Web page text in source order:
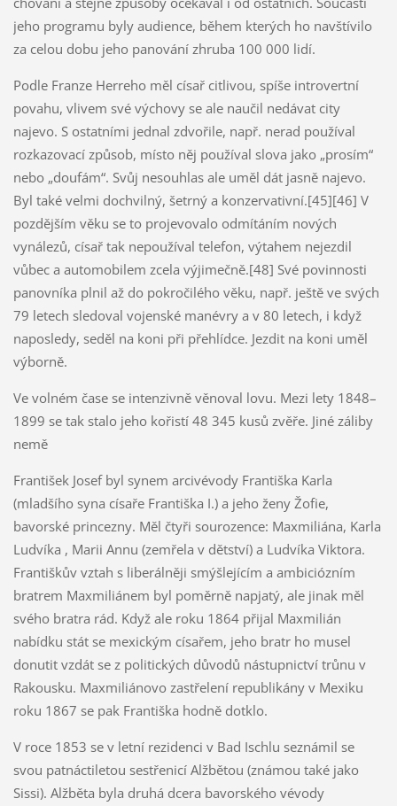
jeho programu byly audience, během kterých ho navštívilo
za celou dobu jeho panování zhruba 100 000 lidí.
Podle Franze Herreho měl císař citlivou, spíše introvertní
povahu, vlivem své výchovy se ale naučil nedávat city
najevo. S ostatními jednal zdvořile, např. nerad používal
rozkazovací způsob, místo něj používal slova jako „prosím“
nebo „doufám“. Svůj nesouhlas ale uměl dát jasně najevo.
Byl také velmi dochvilný, šetrný a konzervativní.[45][46] V
pozdějším věku se to projevovalo odmítáním nových
vynálezů, císař tak nepoužíval telefon, výtahem nejezdil
vůbec a automobilem zcela výjimečně.[48] Své povinnosti
panovníka plnil až do pokročilého věku, např. ještě ve svých
79 letech sledoval vojenské manévry a v 80 letech, i když
naposledy, seděl na koni při přehlídce. Jezdit na koni uměl
výborně.
Ve volném čase se intenzivně věnoval lovu. Mezi lety 1848–
1899 se tak stalo jeho kořistí 48 345 kusů zvěře. Jiné záliby
nemě
František Josef byl synem arcivévody Františka Karla
(mladšího syna císaře Františka I.) a jeho ženy Žofie,
bavorské princezny. Měl čtyři sourozence: Maxmiliána, Karla
Ludvíka , Marii Annu (zemřela v dětství) a Ludvíka Viktora.
Františkův vztah s liberálněji smýšlejícím a ambiciózním
bratrem Maxmiliánem byl poměrně napjatý, ale jinak měl
svého bratra rád. Když ale roku 1864 přijal Maxmilián
nabídku stát se mexickým císařem, jeho bratr ho musel
donutit vzdát se z politických důvodů nástupnictví trůnu v
Rakousku. Maxmiliánovo zastřelení republikány v Mexiku
roku 1867 se pak Františka hodně dotklo.
V roce 1853 se v letní rezidenci v Bad Ischlu seznámil se
svou patnáctiletou sestřenicí Alžbětou (známou také jako
Sissi). Alžběta byla druhá dcera bavorského vévody